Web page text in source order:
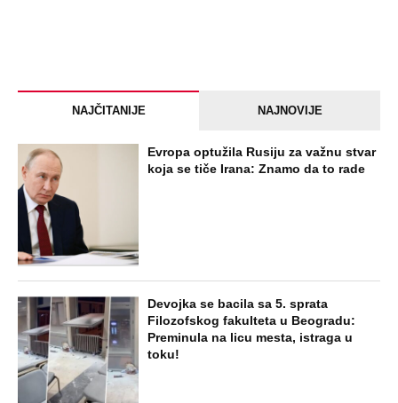
NAJČITANIJE NAJNOVIJE
Evropa optužila Rusiju za važnu stvar
koja se tiče Irana: Znamo da to rade
Devojka se bacila sa 5. sprata
Filozofskog fakulteta u Beogradu:
Preminula na licu mesta, istraga u
toku!